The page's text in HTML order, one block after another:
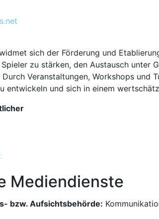
sich der Förderung und
zu stärken, den Austausch
Veranstaltungen, Workshops
entwickeln und sich in einem
Mediendienste
bzw. Aufsichtsbehörde: